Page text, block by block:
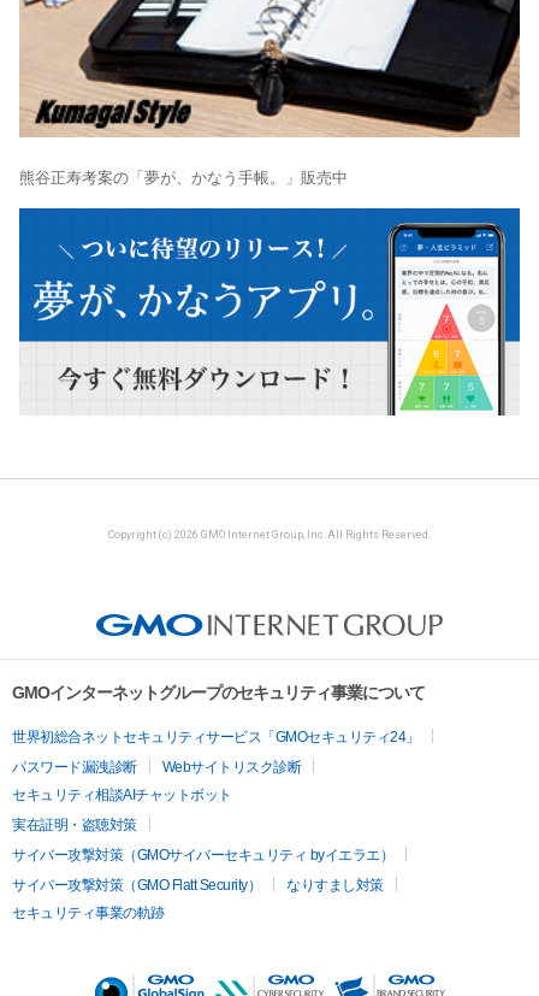
熊谷正寿考案の「夢が、かなう手帳。」販売中
Copyright (c) 2026 GMO Internet Group, Inc. All Rights Reserved.
GMOインターネットグループのセキュリティ事業について
世界初総合ネットセキュリティサービス「GMOセキュリティ24」
パスワード漏洩診断
Webサイトリスク診断
セキュリティ相談AIチャットボット
実在証明・盗聴対策
サイバー攻撃対策（GMOサイバーセキュリティ byイエラエ）
サイバー攻撃対策（GMO Flatt Security）
なりすまし対策
セキュリティ事業の軌跡